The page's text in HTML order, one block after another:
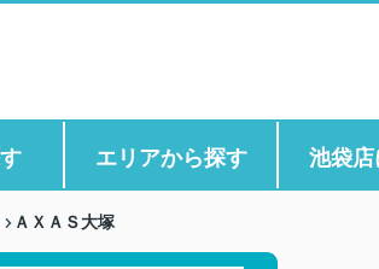
エリアから探す 池袋
ＡＸＡＳ大塚